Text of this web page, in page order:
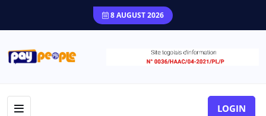
8 AUGUST 2026
LOGIN